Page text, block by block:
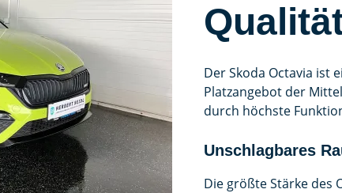
Der Skoda Octavia ist
Platzangebot der
durch höchste
Unschlagbares
Die größte Stärke des